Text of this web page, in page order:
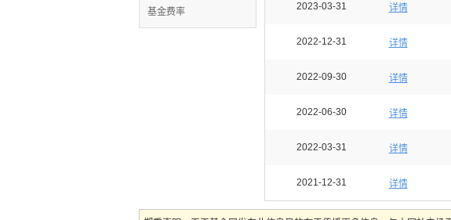
基金费率 2023-03-31 详情
2022-12-31 详情
2022-09-30 详情
2022-06-30 详情
2022-03-31 详情
2021-12-31 详情